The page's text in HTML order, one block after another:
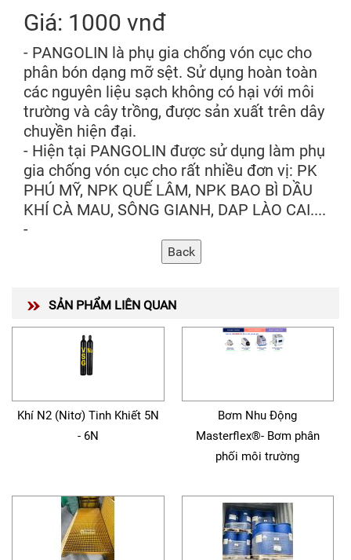
Giá: 1000 vnđ
- PANGOLIN là phụ gia chống vón cục cho
phân bón dạng mỡ sệt. Sử dụng hoàn toàn
các nguyên liệu sạch không có hại với môi
trường và cây trồng, được sản xuất trên dây
chuyền hiện đại.
- Hiện tại PANGOLIN được sử dụng làm phụ
gia chống vón cục cho rất nhiều đơn vị: PK
PHÚ MỸ, NPK QUẾ LÂM, NPK BAO BÌ DẦU
KHÍ CÀ MAU, SÔNG GIANH, DAP LÀO CAI....
-
SẢN PHẨM LIÊN QUAN
Khí N2 (Nitơ) Tinh Khiết 5N
- 6N
Bơm Nhu Động
Masterflex®- Bơm phân
phối môi trường